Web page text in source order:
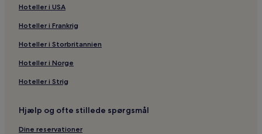
Hoteller i Øster Hurup
Hoteller i Slettestrand
Hoteller i Tversted
Hoteller i Læsø
Hoteller i USA
Hoteller i Frankrig
Hoteller i Storbritannien
Hoteller i Norge
Hoteller i Strig
Hjælp og ofte stillede spørgsmål
Dine reservationer